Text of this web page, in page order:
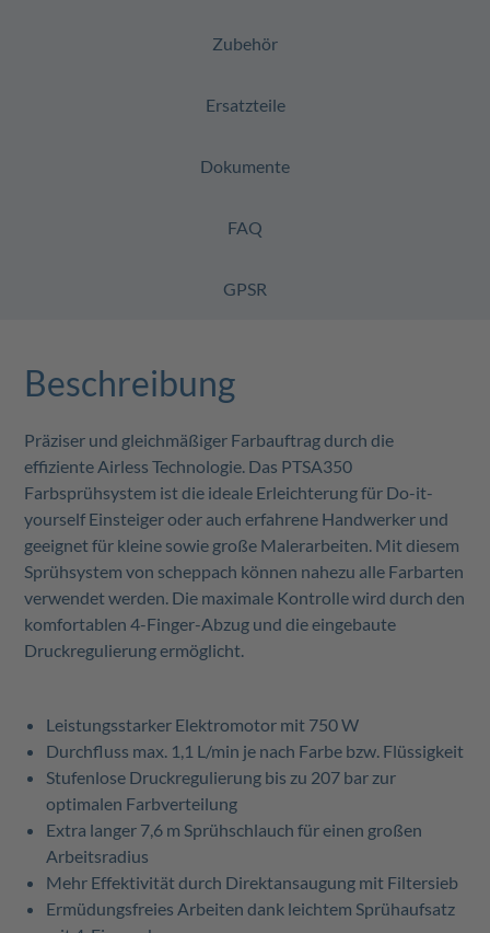
Zubehör
Ersatzteile
Dokumente
FAQ
GPSR
Beschreibung
Präziser und gleichmäßiger Farbauftrag durch die
effiziente Airless Technologie. Das PTSA350
Farbsprühsystem ist die ideale Erleichterung für Do-it-
yourself Einsteiger oder auch erfahrene Handwerker und
geeignet für kleine sowie große Malerarbeiten. Mit diesem
Sprühsystem von scheppach können nahezu alle Farbarten
verwendet werden. Die maximale Kontrolle wird durch den
komfortablen 4-Finger-Abzug und die eingebaute
Druckregulierung ermöglicht.
Leistungsstarker Elektromotor mit 750 W
Durchfluss max. 1,1 L/min je nach Farbe bzw. Flüssigkeit
Stufenlose Druckregulierung bis zu 207 bar zur
optimalen Farbverteilung
Extra langer 7,6 m Sprühschlauch für einen großen
Arbeitsradius
Mehr Effektivität durch Direktansaugung mit Filtersieb
Ermüdungsfreies Arbeiten dank leichtem Sprühaufsatz